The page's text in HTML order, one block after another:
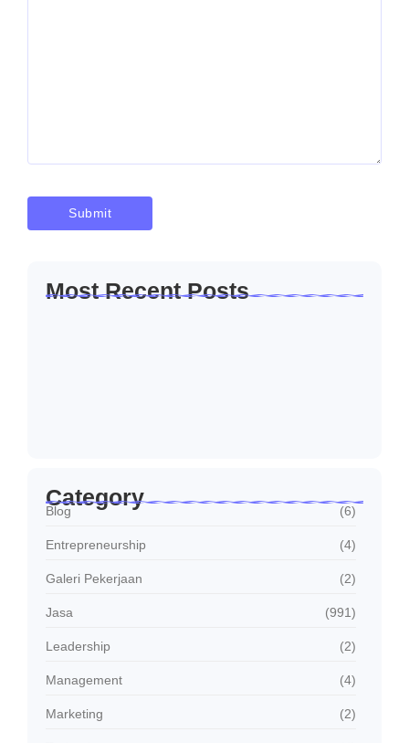
Most Recent Posts
Category
Blog (6)
Entrepreneurship (4)
Galeri Pekerjaan (2)
Jasa (991)
Leadership (2)
Management (4)
Marketing (2)